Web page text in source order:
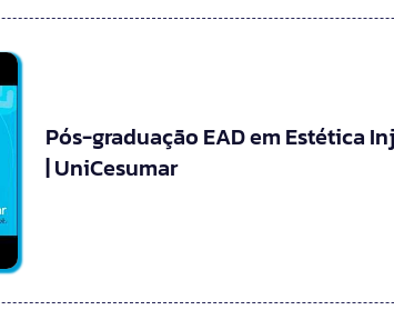
Pós-graduação EAD em Estética
| UniCesumar